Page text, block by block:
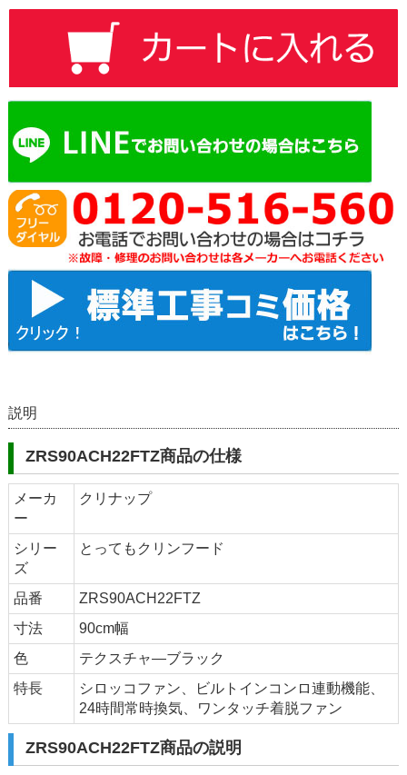
説明
ZRS90ACH22FTZ商品の仕様
メーカ
ー
クリナップ
シリー
ズ
とってもクリンフード
品番
ZRS90ACH22FTZ
寸法
90cm幅
色
テクスチャ―ブラック
特長
シロッコファン、ビルトインコンロ連動機能、
24時間常時換気、ワンタッチ着脱ファン
ZRS90ACH22FTZ商品の説明